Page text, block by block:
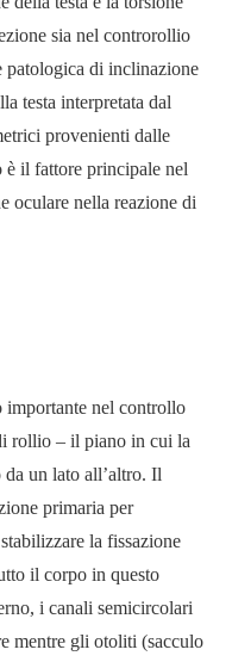
sia nel controrollio
patologica di inclinazione
testa interpretata dal
provenienti dalle
è il fattore principale nel
oculare nella reazione di
importante nel controllo
rollio – il piano in cui la
un lato all’altro. Il
primaria per
la fissazione
il corpo in questo
i canali semicircolari
mentre gli otoliti (sacculo